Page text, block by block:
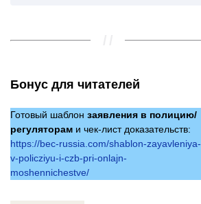
Бонус для читателей
Готовый шаблон заявления в полицию/
регуляторам и чек-лист доказательств:
https://bec-russia.com/shablon-zayavleniya-
v-policziyu-i-czb-pri-onlajn-
moshennichestve/